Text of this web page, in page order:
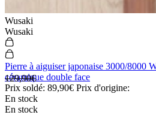
Wusaki
Wusaki
Pierre à aiguiser japonaise 3000/8000
céramique double face
Prix soldé: 89,90€ Prix d'origine:
129,90€
En stock
En stock